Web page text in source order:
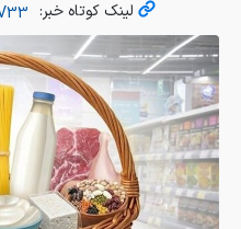
لینک کوتاه خبر: